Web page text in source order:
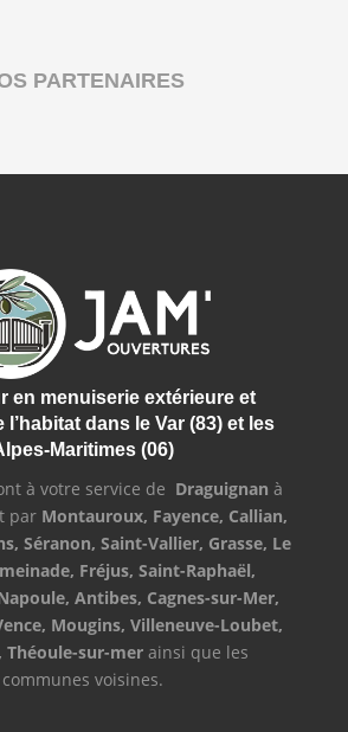
PARTENAIRES
en menuiserie extérieure et
l’habitat dans le Var (83) et les
Maritimes (06)
à votre service de Draguignan à
par Montauroux, Fayence, Callian,
Séranon, Saint-Vallier, Grasse, Le
Fréjus, Saint-Raphaël,
Antibes, Cagnes-sur-Mer,
Mougins, Villeneuve-Loubet,
Théoule-sur-merainsi que les
communes voisines.